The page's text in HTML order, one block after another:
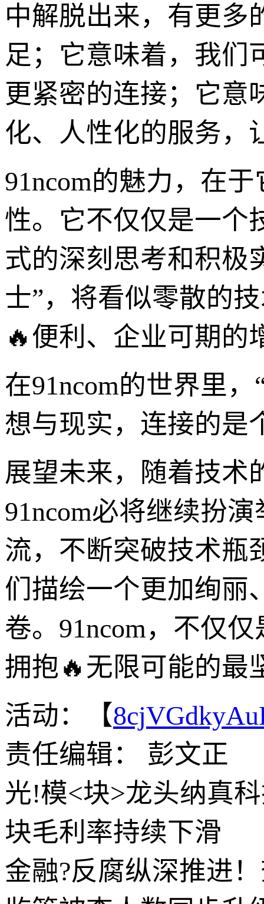
中解脱出来，有更多
足；它意味着，我们
更紧密的连接；它意
化、人性化的服务，
91ncom的魅力，在
性。它不仅仅是一个
式的深刻思考和积极
士”，将看似零散的
🔥便利、企业可期的
在91ncom的世界里
想与现实，连接的是
展望未来，随着技术
91ncom必将继续扮
流，不断突破技术瓶
们描绘一个更加绚丽
卷。91ncom，不仅
拥抱🔥无限可能的最
活动：【
责任编辑： 彭文正
光!模<块>龙头纳真
块毛利率持续下滑
金融?反腐纵深推进